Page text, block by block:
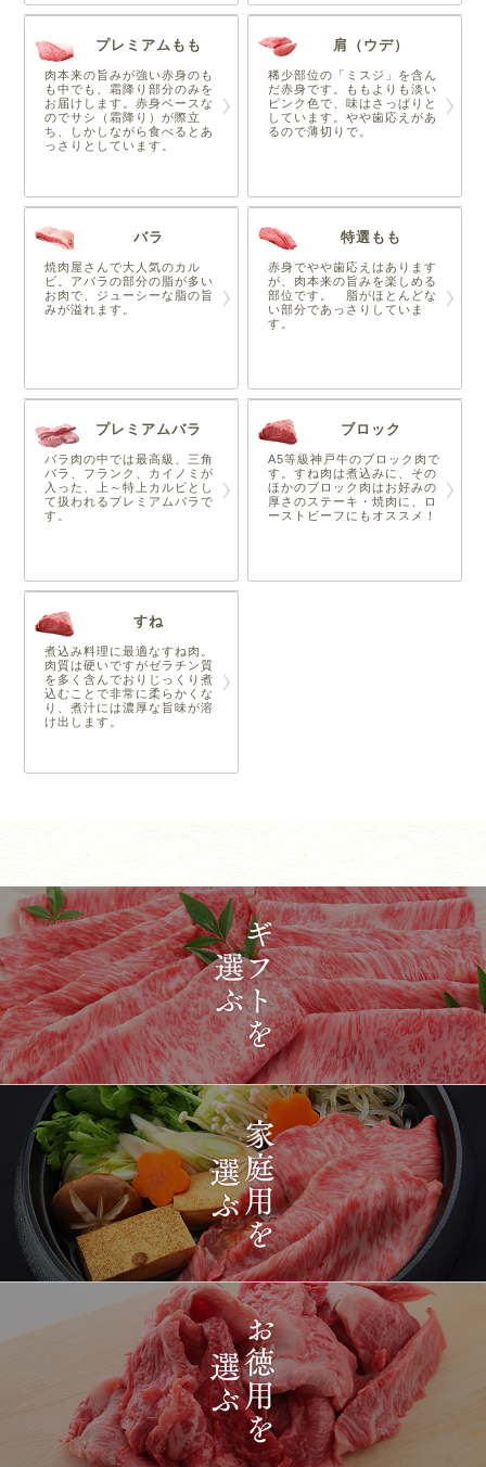
プレミアムもも
肉本来の旨みが強い赤身のも
も中でも、霜降り部分のみを
お届けします。赤身ベースな
のでサシ（霜降り）が際立
ち、しかしながら食べるとあ
っさりとしています。
肩（ウデ）
稀少部位の「ミスジ」を含ん
だ赤身です。ももよりも淡い
ピンク色で、味はさっぱりと
しています。やや歯応えがあ
るので薄切りで。
バラ
焼肉屋さんで大人気のカル
ビ。アバラの部分の脂が多い
お肉で、ジューシーな脂の旨
みが溢れます。
特選もも
赤身でやや歯応えはあります
が、肉本来の旨みを楽しめる
部位です。 脂がほとんどな
い部分であっさりしていま
す。
プレミアムバラ
バラ肉の中では最高級、三角
バラ、フランク、カイノミが
入った、上～特上カルビとし
て扱われるプレミアムバラで
す。
ブロック
A5等級神戸牛のブロック肉で
す。すね肉は煮込みに、その
ほかのブロック肉はお好みの
厚さのステーキ・焼肉に、ロ
ーストビーフにもオススメ！
すね
煮込み料理に最適なすね肉。
肉質は硬いですがゼラチン質
を多く含んでおりじっくり煮
込むことで非常に柔らかくな
り、煮汁には濃厚な旨味が溶
け出します。
2026-
03-15
17:26:00
長野県
[ギフト] A5等級神戸牛
プレミアム霜降りももす
きやき 200g~1kg
1418
2026-
03-15
16:35:00
東京都
神戸牛目録 選べるセッ
ト ８千円